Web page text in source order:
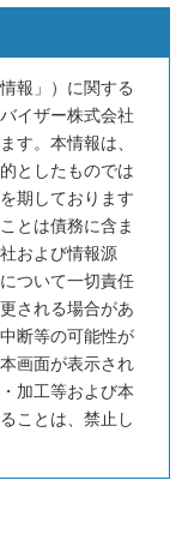
報」）に関する
イザー株式会社
す。本情報は、
としたものでは
期しております
とは債務に含ま
および情報源
ついて一切責任
される場合があ
断等の可能性が
画面が表示され
加工等および本
ことは、禁止し